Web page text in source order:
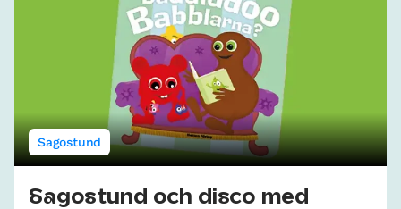
Sagostund
Sagostund och disco med